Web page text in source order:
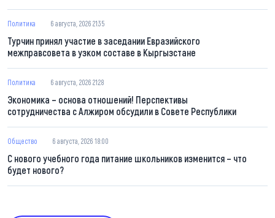
Политика 6 августа, 2026 21:35
Турчин принял участие в заседании Евразийского
межправсовета в узком составе в Кыргызстане
Политика 6 августа, 2026 21:28
Экономика – основа отношений! Перспективы
сотрудничества с Алжиром обсудили в Совете Республики
Общество 6 августа, 2026 18:00
С нового учебного года питание школьников изменится – что
будет нового?